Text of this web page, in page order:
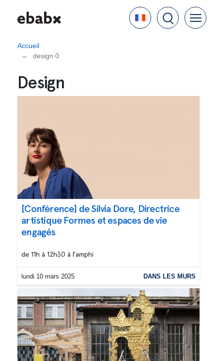
contenu
Language
Accueil
design 0
Design
[Conférence] de Silvia Dore, Directrice
artistique Formes et espaces de vie
engagés
de 11h à 12h30 à l’amphi
lundi 10 mars 2025 DANS LES MURS